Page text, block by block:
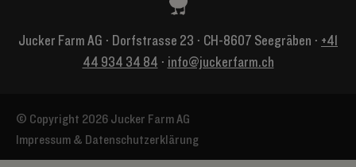
Jucker Farm AG ⋅ Dorfstrasse 23 ⋅ CH-8607 Seegräben ⋅ +41
44 934 34 84 ⋅ info@juckerfarm.ch
© Copyright 2026 Jucker Farm AG
Impressum & Datenschutzerklärung